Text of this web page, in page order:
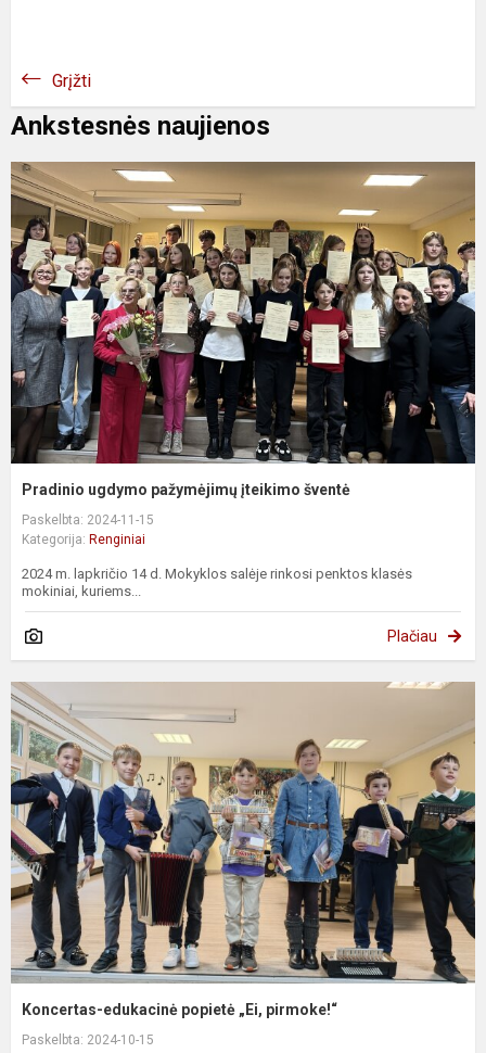
Grįžti
Ankstesnės naujienos
Pradinio ugdymo pažymėjimų įteikimo šventė
Paskelbta: 2024-11-15
Kategorija: Renginiai
2024 m. lapkričio 14 d. Mokyklos salėje rinkosi penktos klasės
mokiniai, kuriems...
Plačiau
Koncertas-edukacinė popietė „Ei, pirmoke!“
Paskelbta: 2024-10-15